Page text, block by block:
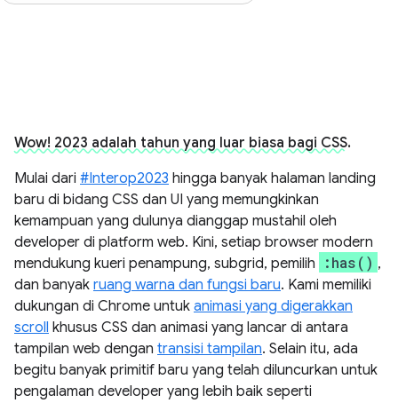
Wow! 2023 adalah tahun yang luar biasa bagi CSS.
Mulai dari #Interop2023 hingga banyak halaman landing
baru di bidang CSS dan UI yang memungkinkan
kemampuan yang dulunya dianggap mustahil oleh
developer di platform web. Kini, setiap browser modern
mendukung kueri penampung, subgrid, pemilih
:has() ,
dan banyak ruang warna dan fungsi baru. Kami memiliki
dukungan di Chrome untuk animasi yang digerakkan
scroll khusus CSS dan animasi yang lancar di antara
tampilan web dengan transisi tampilan. Selain itu, ada
begitu banyak primitif baru yang telah diluncurkan untuk
pengalaman developer yang lebih baik seperti